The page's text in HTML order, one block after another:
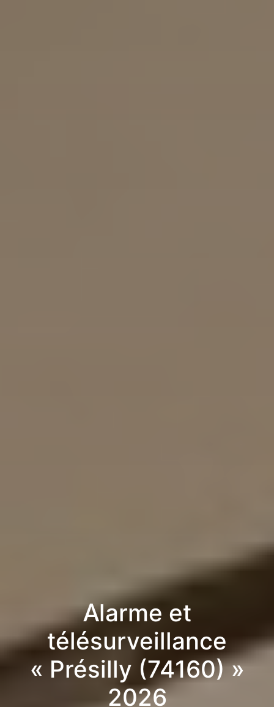
Alarme et
télésurveillance
« Présilly (74160) »
2026